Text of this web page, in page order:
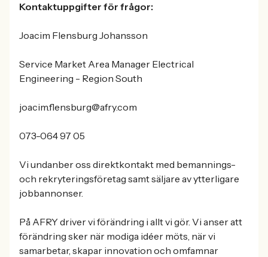
Kontaktuppgifter för frågor:
Joacim Flensburg Johansson
Service Market Area Manager Electrical
Engineering - Region South
joacim.flensburg@afry.com
073-064 97 05
Vi undanber oss direktkontakt med bemannings-
och rekryteringsföretag samt säljare av ytterligare
jobbannonser.
På AFRY driver vi förändring i allt vi gör. Vi anser att
förändring sker när modiga idéer möts, när vi
samarbetar, skapar innovation och omfamnar